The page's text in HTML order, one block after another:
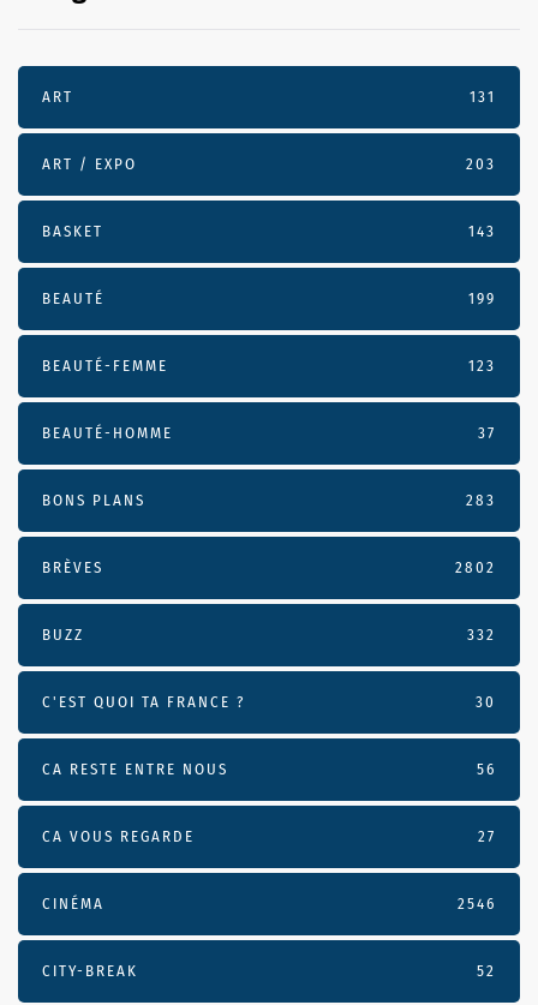
ART 131
ART / EXPO 203
BASKET 143
BEAUTÉ 199
BEAUTÉ-FEMME 123
BEAUTÉ-HOMME 37
BONS PLANS 283
BRÈVES 2802
BUZZ 332
C'EST QUOI TA FRANCE ? 30
CA RESTE ENTRE NOUS 56
CA VOUS REGARDE 27
CINÉMA 2546
CITY-BREAK 52